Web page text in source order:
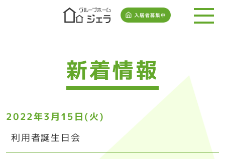
新着情報
2022年3月15日(火)
利用者誕生日会